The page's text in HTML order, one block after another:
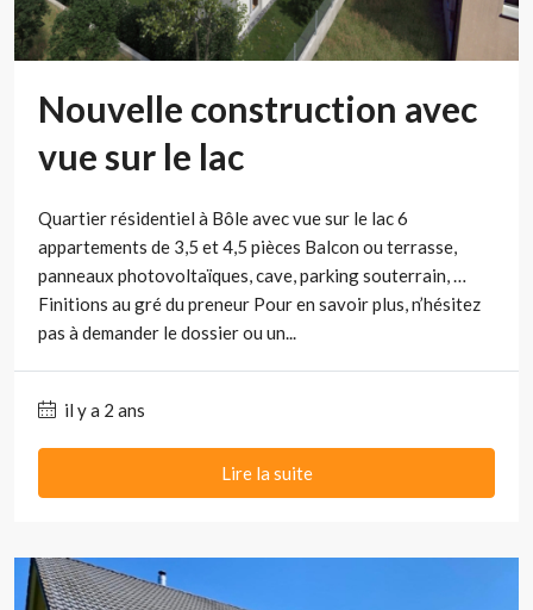
Nouvelle construction avec
vue sur le lac
Quartier résidentiel à Bôle avec vue sur le lac 6
appartements de 3,5 et 4,5 pièces Balcon ou terrasse,
panneaux photovoltaïques, cave, parking souterrain, …
Finitions au gré du preneur Pour en savoir plus, n’hésitez
pas à demander le dossier ou un...
il y a 2 ans
Lire la suite